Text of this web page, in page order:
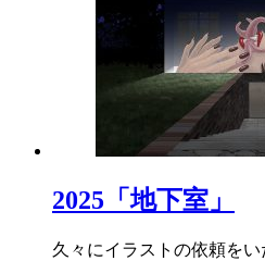
2025「地下室」
久々にイラストの依頼を